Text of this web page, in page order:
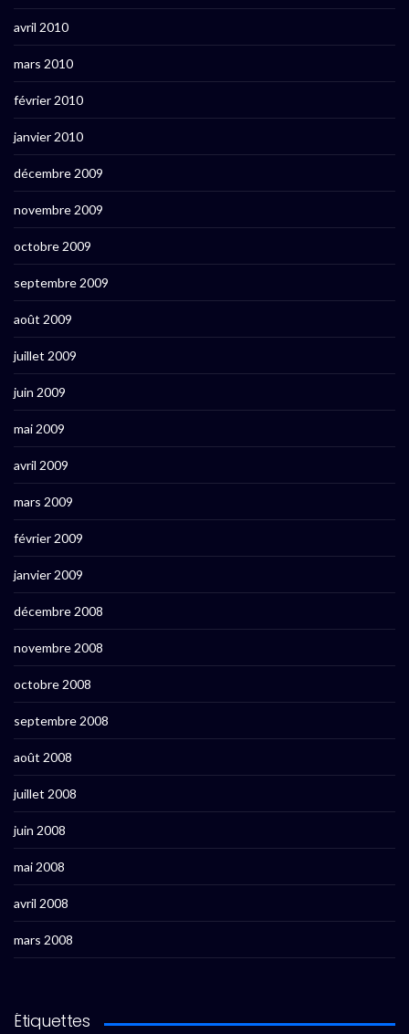
avril 2010
mars 2010
février 2010
janvier 2010
décembre 2009
novembre 2009
octobre 2009
septembre 2009
août 2009
juillet 2009
juin 2009
mai 2009
avril 2009
mars 2009
février 2009
janvier 2009
décembre 2008
novembre 2008
octobre 2008
septembre 2008
août 2008
juillet 2008
juin 2008
mai 2008
avril 2008
mars 2008
Étiquettes